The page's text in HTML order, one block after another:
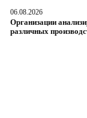
06.08.2026
Организации
различных